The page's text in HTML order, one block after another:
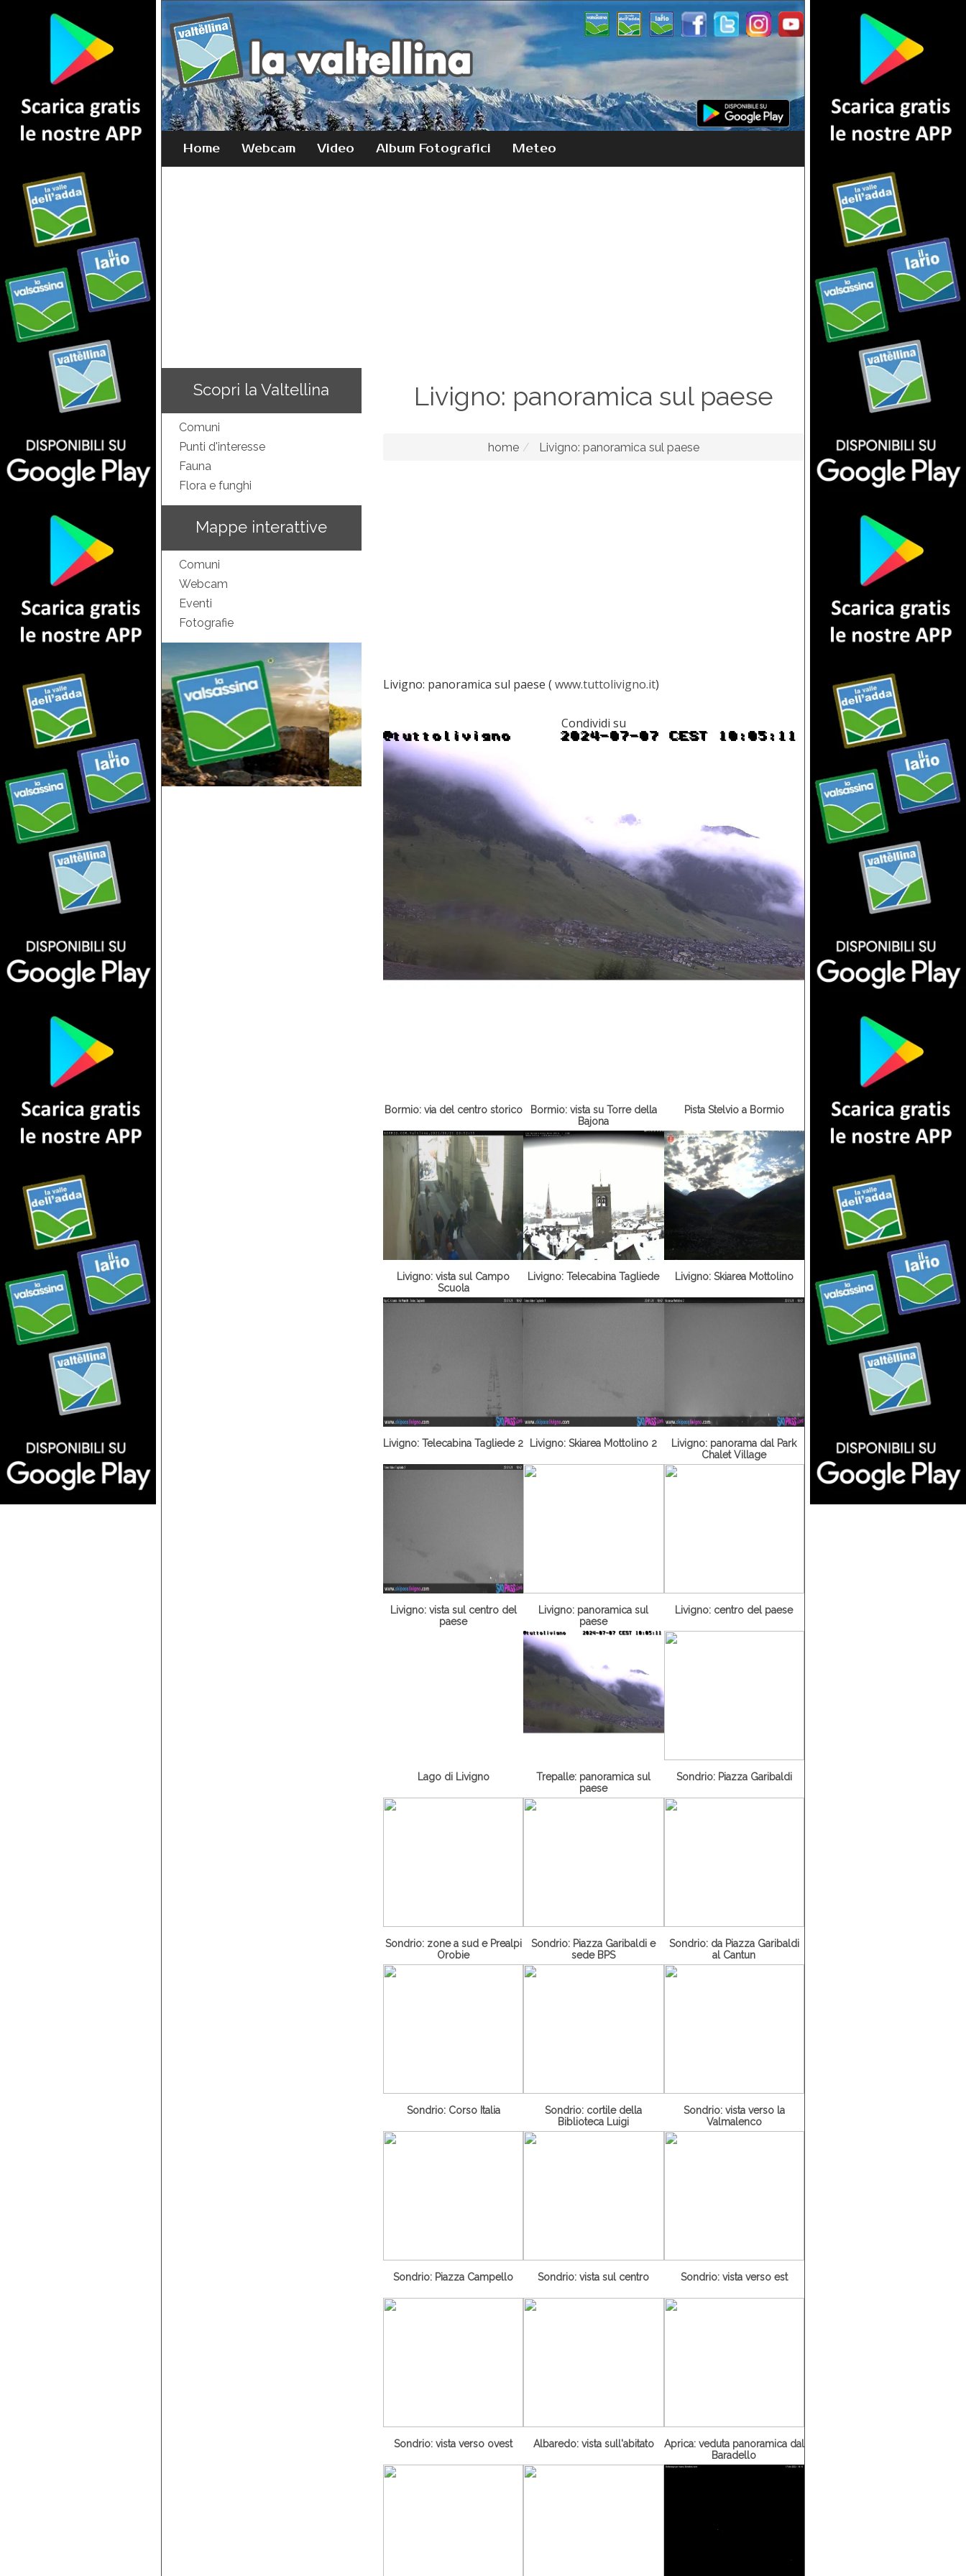
Home Webcam Video Album Fotografici Meteo
Scopri la Valtellina
Comuni
Punti d'interesse
Fauna
Flora e funghi
Mappe interattive
Comuni
Webcam
Eventi
Fotografie
Livigno: panoramica sul paese
home Livigno: panoramica sul paese
Livigno: panoramica sul paese ( www.tuttolivigno.it)
Condividi su
Bormio: via del centro storico
Bormio: vista su Torre della
Bajona
Pista Stelvio a Bormio
Livigno: vista sul Campo
Scuola
Livigno: Telecabina Tagliede Livigno: Skiarea Mottolino
Livigno: Telecabina Tagliede 2 Livigno: Skiarea Mottolino 2
Livigno: panorama dal Park
Chalet Village
Livigno: vista sul centro del
paese
Livigno: panoramica sul
paese
Livigno: centro del paese
Lago di Livigno
Trepalle: panoramica sul
paese
Sondrio: Piazza Garibaldi
Sondrio: zone a sud e Prealpi
Orobie
Sondrio: Piazza Garibaldi e
sede BPS
Sondrio: da Piazza Garibaldi
al Cantun
Sondrio: Corso Italia
Sondrio: cortile della
Biblioteca Luigi
Sondrio: vista verso la
Valmalenco
Sondrio: Piazza Campello Sondrio: vista sul centro Sondrio: vista verso est
Sondrio: vista verso ovest Albaredo: vista sull'abitato
Aprica: veduta panoramica dal
Baradello